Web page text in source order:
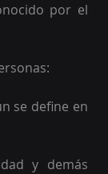
por el
se define en
y demás